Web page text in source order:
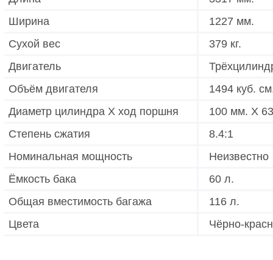
Ширина
1227 мм.
Сухой вес
379 кг.
Двигатель
Объём двигателя
1494 куб.
Диаметр цилиндра X ход поршня
100 мм. X
Степень сжатия
8.4:1
Номинальная мощность
Неизвестно
Ёмкость бака
60 л.
Общая вместимость багажа
116 л.
Цвета
Чёрно-